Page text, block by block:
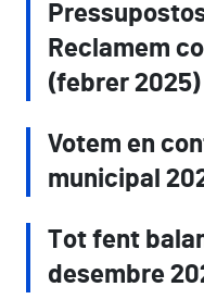
Reclamem
(febrer 2025)
Votem en
municipal
Tot fent
desembre